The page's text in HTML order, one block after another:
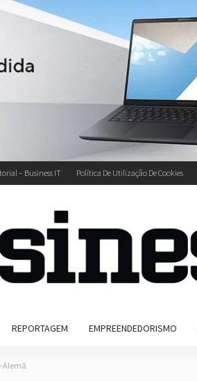
– Business IT Política De Utilização De Cookies
REPORTAGEM EMPREENDEDORISMO
Alemã